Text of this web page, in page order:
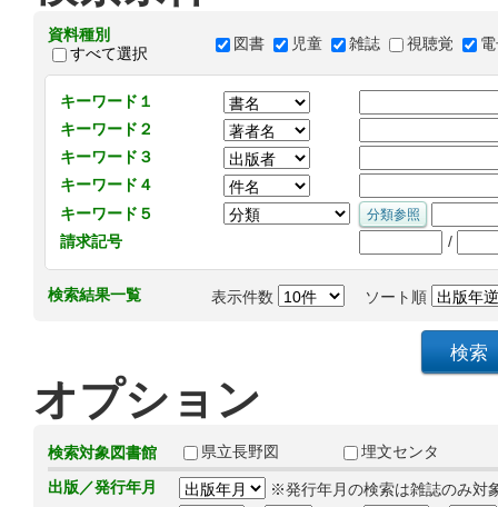
資料種別
すべて選択
図書 児童 雑誌 視聴覚
キーワード１
キーワード２
キーワード３
キーワード４
キーワード５
請求記号
/
検索結果一覧 表示件数 ソート順
オプション
検索対象図書館 県立長野図
埋文センタ
出版／発行年月
※発行年月の検索は雑誌のみ対